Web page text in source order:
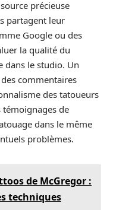
précieuse
partagent leur
Google ou des
la qualité du
dans le studio. Un
commentaires
des tatoueurs
de
dans le même
problèmes.
de McGregor :
techniques